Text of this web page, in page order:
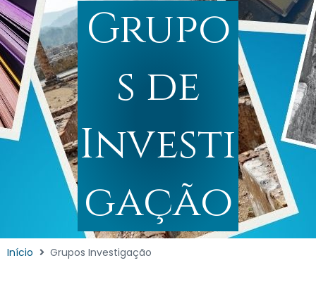
Grupo
s de
Investi
gação​
Início Grupos Investigação